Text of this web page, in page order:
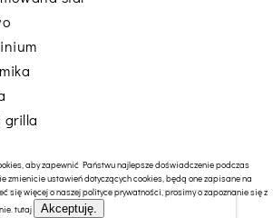
grilla
aby zapewnić Państwu najlepsze doświadczenie podczas
zmienicie ustawień dotyczących cookies, będą one zapisane na
się więcej o naszej polityce prywatności, prosimy o zapoznanie się z
tutaj Akceptuję.